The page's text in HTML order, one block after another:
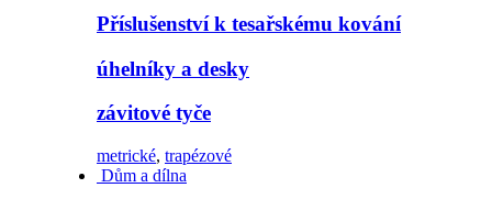
Příslušenství k tesařskému kování
úhelníky a desky
závitové tyče
metrické, trapézové
Dům a dílna